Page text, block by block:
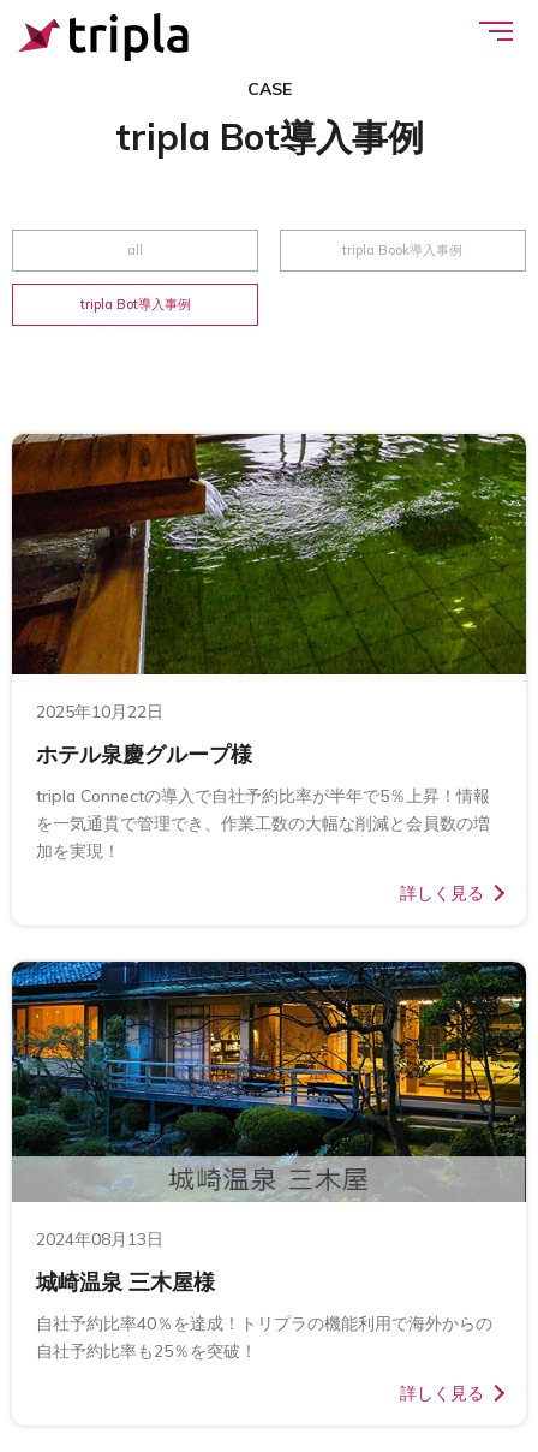
CASE
tripla Bot導入事例
all tripla Book導入事例
tripla Bot導入事例
2025年10月22日
ホテル泉慶グループ様
tripla Connectの導入で自社予約比率が半年で5％上昇！情報
を一気通貫で管理でき、作業工数の大幅な削減と会員数の増
加を実現！
詳しく見る
2024年08月13日
城崎温泉 三木屋様
自社予約比率40％を達成！トリプラの機能利用で海外からの
自社予約比率も25％を突破！
詳しく見る